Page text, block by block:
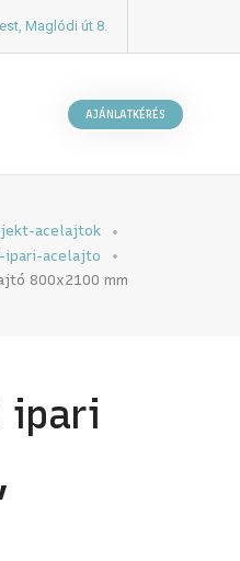
Maglódi út 8.
AJÁNLATKÉRÉS
acelajtok
ipari-acelajto
800x2100 mm
ipari